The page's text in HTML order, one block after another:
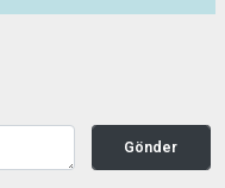
Gönder